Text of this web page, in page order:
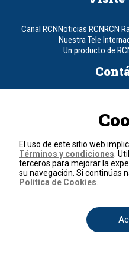
Canal RCNNoticias RCNRCN
Nuestra Tele
Un producto de
Política
Términos
© 2026,
Todos los
El uso de este sitio web
Términos y condiciones .
terceros para mejorar la
su navegación. Si continúas
Política de Cookies